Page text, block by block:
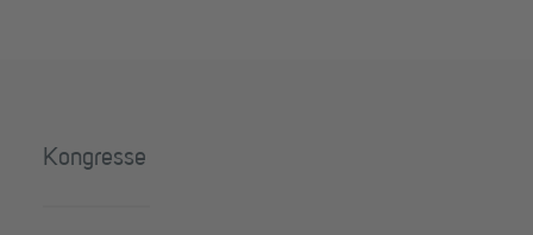
Kongresse